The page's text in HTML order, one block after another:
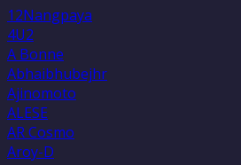
12Nangpaya
4U2
A Bonne
Abhaibhubejhr
Ajinomoto
ALESE
AR Cosmo
Aroy-D